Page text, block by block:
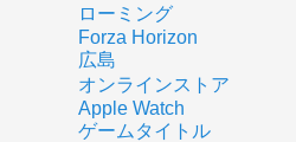
ローミング
Forza Horizon
広島
オンラインストア
Apple Watch
ゲームタイトル